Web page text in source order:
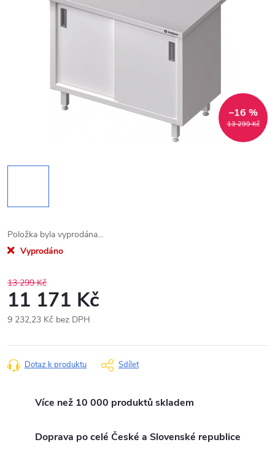
13 299 Kč
–16 %
Položka byla vyprodána…
Vyprodáno
13 299 Kč
11 171 Kč
9 232,23 Kč bez DPH
cena:
Dotaz k produktu Sdílet
Více než 10 000 produktů skladem
Doprava po celé České a Slovenské republice